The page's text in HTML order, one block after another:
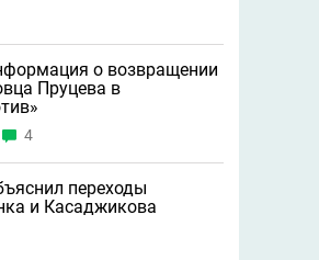
о возвращении
Пруцева в
4
переходы
и Касаджикова